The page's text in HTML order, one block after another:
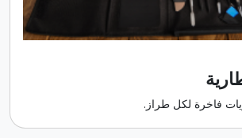
فاخرة لكل طراز.